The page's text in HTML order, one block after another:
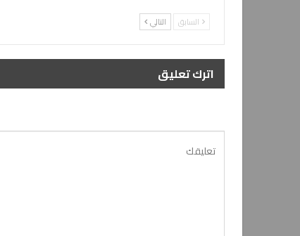
السابق التالي
اترك تعليق